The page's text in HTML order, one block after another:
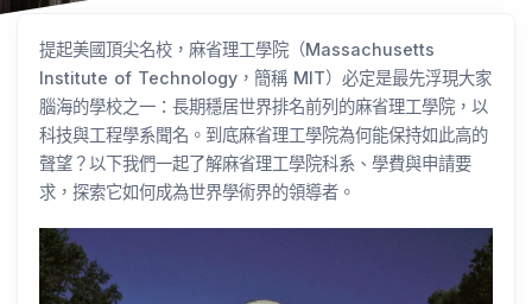
提起美國頂尖名校，麻省理工學院（Massachusetts
Institute of Technology，簡稱 MIT）必定是最先浮現大家
腦海的學校之一：長期穩居世界排名前列的麻省理工學院，以
科技與工程學系聞名。到底麻省理工學院為何能保持如此高的
聲望？以下我們一起了解麻省理工學院科系、學費與申請要
求，探索它如何成為世界學術界的領導者。